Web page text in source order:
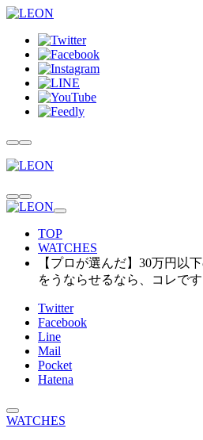
TOP
WATCHES
【プロが選んだ】30万円以
をうならせるなら、コレです
Twitter
Facebook
Line
Mail
Pocket
Hatena
WATCHES